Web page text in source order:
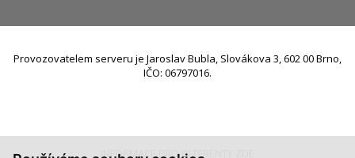
Provozovatelem serveru je Jaroslav Bubla, Slovákova 3, 602 00 Brno,
IČO: 06797016.
INFORMACE PRO INZERENTY ZDE